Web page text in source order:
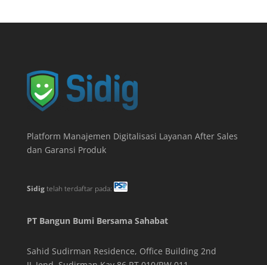
Platform Manajemen Digitalisasi Layanan After Sales
dan Garansi Produk
Sidigtelah terdaftar pada:
PT Bangun Bumi Bersama Sahabat
Sahid Sudirman Residence, Office Building 2nd